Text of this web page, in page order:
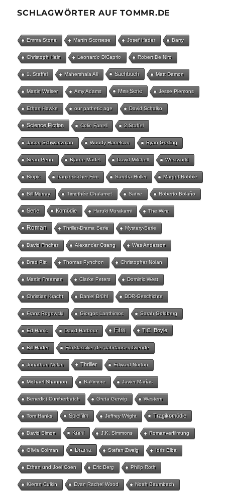
SCHLAGWÖRTER AUF TOMMR.DE
Emma Stone Martin Scorsese Josef Hader Barry
Christoph Hein Leonardo DiCaprio Robert De Niro
1. Staffel Mahershala Ali Sachbuch Matt Damon
Martin Walser Amy Adams Mini-Serie Jesse Plemons
Ethan Hawke our pathetic age David Schalko
Science Fiction Colin Farrell 2.Staffel
Jason Schwartzman Woody Harrelson Ryan Gosling
Sean Penn Bjarne Mädel David Mitchell Westworld
Biopic französischer Film Sandra Hüller Margot Robbie
Bill Murray Timothée Chalamet Satire Roberto Bolaño
Serie Komödie Haruki Murakami The Wire
Roman Thriller-Drama Serie Mystery-Serie
David Fincher Alexander Osang Wes Anderson
Brad Pitt Thomas Pynchon Christopher Nolan
Martin Freeman Clarke Peters Dominic West
Christian Kracht Daniel Brühl DDR-Geschichte
Franz Rogowski Giorgos Lanthimos Sarah Goldberg
Ed Harris David Harbour Film T.C. Boyle
Bill Hader Filmklassiker der Jahrtausendwende
Jonathan Nolan Thriller Edward Norton
Michael Shannon Baltimore Javier Marías
Benedict Cumberbatch Greta Gerwig Western
Tom Hanks Spielfilm Jeffrey Wright Tragikomödie
David Simon Krimi J.K. Simmons Romanverfilmung
Olivia Colman Drama Stefan Zweig Idris Elba
Ethan und Joel Coen Eric Berg Philip Roth
Kieran Culkin Evan Rachel Wood Noah Baumbach